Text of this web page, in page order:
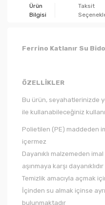
Ürün
Bilgisi
Taksit
Ferrino Katlanır Su
ÖZELLİKLER
Bu ürün, seyahatlerinizde
ile kullanabileceğiniz
Polietilen (PE) maddeden
içermez
Dayanıklı malzemeden
aşınmaya karşı dayanıklıdır
Temizlik amacıyla açmak
İçinden su almak içinse
bulunmaktadır